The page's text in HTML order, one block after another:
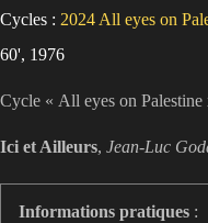
Cycles : 2024 All eyes on
60', 1976
Cycle « All eyes on Palestine
Ici et Ailleurs, Jean-Luc
Informations pratiques :